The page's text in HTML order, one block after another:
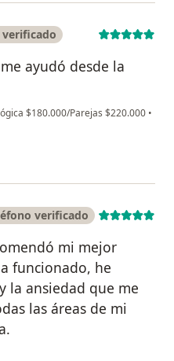
ayudó desde la
$180.000/Parejas $220.000 •
verificado
mi mejor
funcionado, he
la ansiedad que me
las áreas de mi